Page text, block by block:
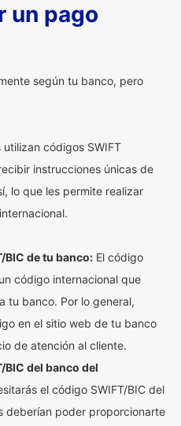
un pago
según tu banco, pero
utilizan códigos SWIFT
instrucciones únicas de
lo que les permite realizar
BIC de tu banco: El código
código internacional que
tu banco. Por lo general,
en el sitio web de tu banco
de atención al cliente.
del banco del
el código SWIFT/BIC del
deberían poder proporcionarte